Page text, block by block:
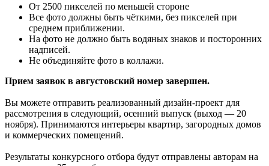
От 2500 пикселей по меньшей стороне
Все фото должны быть чёткими, без пикселей при
среднем приближении.
На фото не должно быть водяных знаков и посторонних
надписей.
Не объединяйте фото в коллажи.
Прием заявок в августовский номер завершен.
Вы можете отправить реализованный дизайн-проект для
рассмотрения в следующий, осенний выпуск (выход — 20
ноября). Принимаются интерьеры квартир, загородных домов
и коммерческих помещений.
Результаты конкурсного отбора будут отправлены авторам на